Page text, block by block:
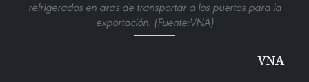
refrigerados en aras de transportar a los puertos para la
exportación. (Fuente:VNA)
VNA